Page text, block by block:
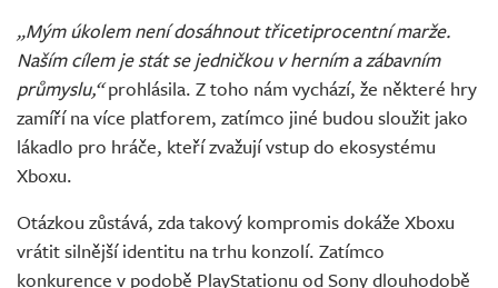
„Mým úkolem není dosáhnout třicetiprocentní marže.
Naším cílem je stát se jedničkou v herním a zábavním
průmyslu,“prohlásila. Z toho nám vychází, že některé hry
zamíří na více platforem, zatímco jiné budou sloužit jako
lákadlo pro hráče, kteří zvažují vstup do ekosystému
Xboxu.
Otázkou zůstává, zda takový kompromis dokáže Xboxu
vrátit silnější identitu na trhu konzolí. Zatímco
konkurence v podobě PlayStationu od Sony dlouhodobě